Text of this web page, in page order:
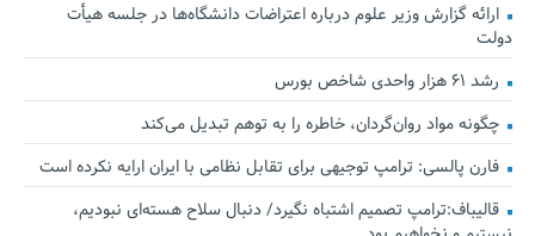
ارائه گزارش وزیر علوم درباره اعتراضات دانشگاه‌ها در جلسه هیأت
دولت
رشد ۶۱ هزار واحدی شاخص بورس
چگونه مواد روان‌گردان، خاطره را به توهم تبدیل می‌کند
فارن پالسی: ترامپ توجیهی برای تقابل نظامی با ایران ارایه نکرده است
قالیباف:ترامپ تصمیم اشتباه نگیرد/ دنبال سلاح هسته‌ای نبودیم،